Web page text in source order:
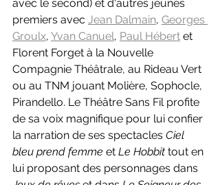
avec le second) et d'autres jeunes
premiers avec Jean Dalmain, Georges
Groulx, Yvan Canuel, Paul Hébert et
Florent Forget à la Nouvelle
Compagnie Théâtrale, au Rideau Vert
ou au TNM jouant Molière, Sophocle,
Pirandello. Le Théâtre Sans Fil profite
de sa voix magnifique pour lui confier
la narration de ses spectacles Ciel
bleu prend femme et Le Hobbit tout en
lui proposant des personnages dans